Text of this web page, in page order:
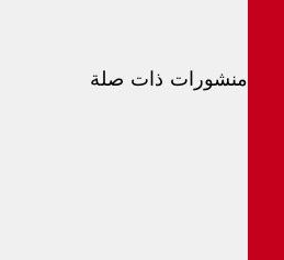
منشورات ذات صلة